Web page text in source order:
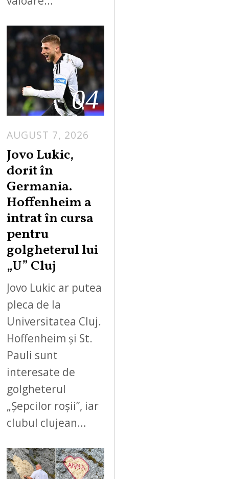
04
AUGUST 7, 2026
Jovo Lukic,
dorit în
Germania.
Hoffenheim a
intrat în cursa
pentru
golgheterul lui
„U” Cluj
Jovo Lukic ar putea
pleca de la
Universitatea Cluj.
Hoffenheim și St.
Pauli sunt
interesate de
golgheterul
„Șepcilor roșii”, iar
clubul clujean…